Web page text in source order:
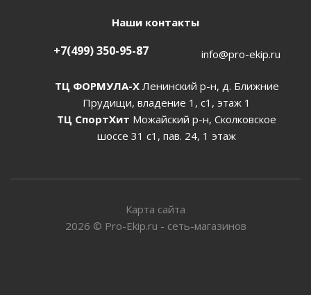
Наши контакты
+7(499) 350-95-87 info@pro-ekip.ru
ТЦ ФОРМУЛА-ХЛенинский р-н, д. Ближние
Прудищи, владение 1, с1, этаж 1
ТЦ СпортХит Можайский р-н, Сколковское
шоссе 31 с1, пав. 24, 1 этаж
Карта сайта
2026 © Pro-Ekip.ru - сеть-магазинов